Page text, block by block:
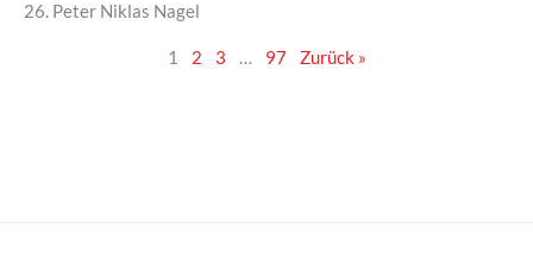
26. Peter Niklas Nagel
1 2 3 … 97 Zurück »